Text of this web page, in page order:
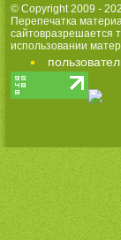
© Copyright 2009 -
Перепечатка
сайтовразрешается
использовании